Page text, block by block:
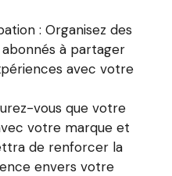
: Organisez des
à partager
avec votre
vous que votre
votre marque et
de renforcer la
envers votre